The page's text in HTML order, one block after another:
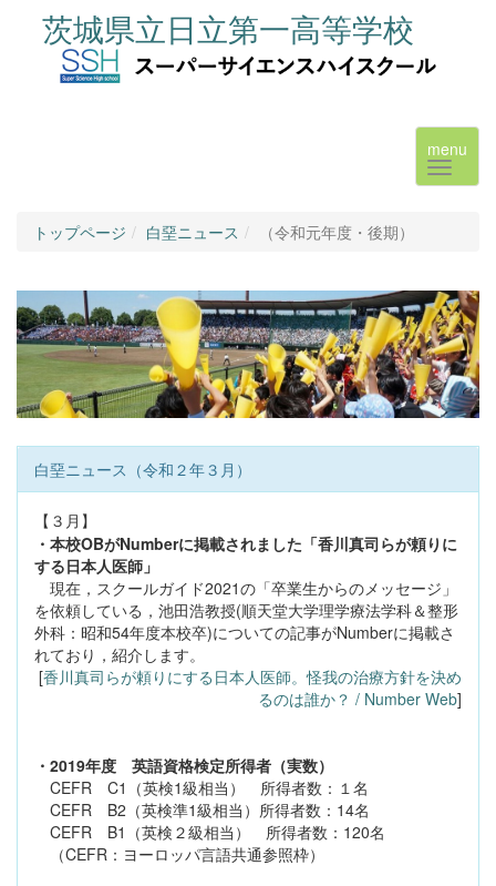
茨城県立日立第一高等学校
menu
トップページ 白堊ニュース （令和元年度・後期）
白堊ニュース（令和２年３月）
【３月】
・本校OBがNumberに掲載されました「香川真司らが頼りに
する日本人医師」
現在，スクールガイド2021の「卒業生からのメッセージ」
を依頼している，池田浩教授(順天堂大学理学療法学科＆整形
外科：昭和54年度本校卒)についての記事がNumberに掲載さ
れており，紹介します。
[香川真司らが頼りにする日本人医師。怪我の治療方針を決め
るのは誰か？ / Number Web]
・2019年度 英語資格検定所得者（実数）
CEFR C1（英検1級相当） 所得者数：１名
CEFR B2（英検準1級相当）所得者数：14名
CEFR B1（英検２級相当） 所得者数：120名
（CEFR：ヨーロッパ言語共通参照枠）